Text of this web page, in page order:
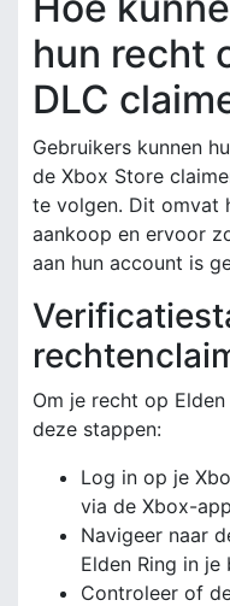
hun recht
DLC
Gebruikers kunnen
de Xbox Store
te volgen. Dit omvat
aankoop en ervoor
aan hun account is
Om je recht op
deze stappen:
Log in op je
via de Xbox-
Navigeer naar
Elden Ring in je
Controleer of